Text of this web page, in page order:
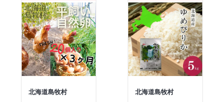
北海道島牧村
北海道島牧村